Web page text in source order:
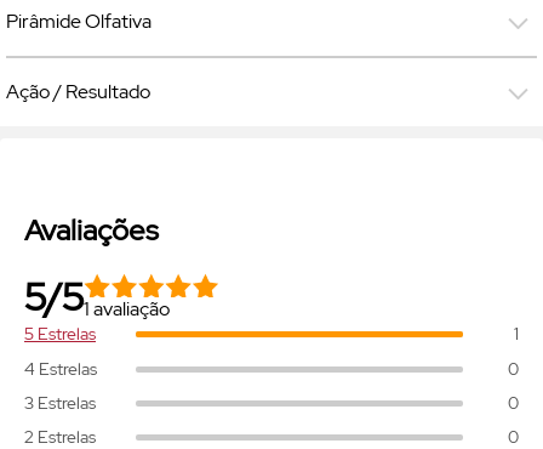
Pirâmide Olfativa
Ação / Resultado
Avaliações
5/51 avaliação
5 Estrelas
1
4 Estrelas
0
3 Estrelas
0
2 Estrelas
0